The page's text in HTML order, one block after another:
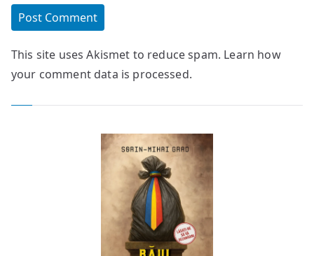
This site uses Akismet to reduce spam. Learn how
your comment data is processed.